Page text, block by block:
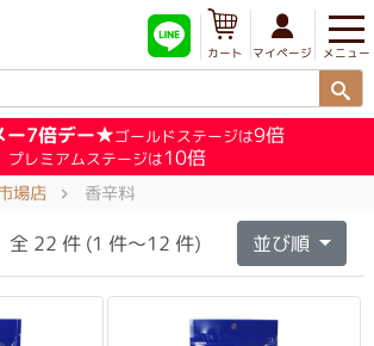
メニュー
マイページ
カート
ー7倍デー★ゴールドステージは9倍
プレミアムステージは10倍
場店 香辛料
全 22 件 (1 件～12 件) 並び順